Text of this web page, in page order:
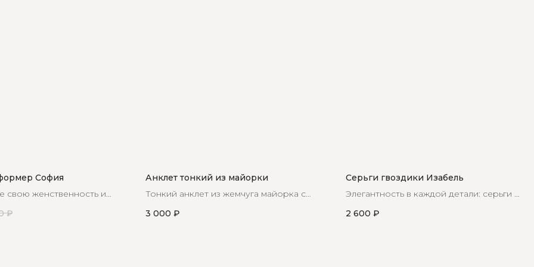
София
свою женственность и
цепью, украшенной
₽
Анклет тонкий из майорки
Тонкий анклет из жемчуга майорка с
3 000 ₽
Серьги гвоздики Изабель
Элегантность в каждой детали: серьги с
2 600 ₽